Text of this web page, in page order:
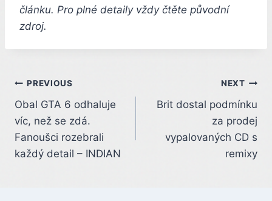
článku. Pro plné detaily vždy čtěte původní
zdroj.
Post
navigation
PREVIOUS
Obal GTA 6 odhaluje
víc, než se zdá.
Fanoušci rozebrali
každý detail – INDIAN
NEXT
Brit dostal podmínku
za prodej
vypalovaných CD s
remixy